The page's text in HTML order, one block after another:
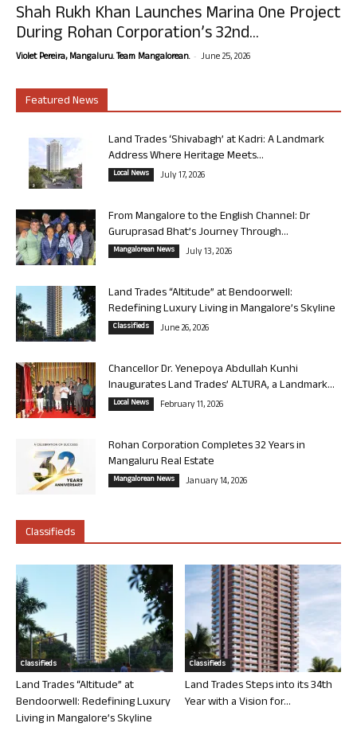
Shah Rukh Khan Launches Marina One Project
During Rohan Corporation’s 32nd...
Violet Pereira, Mangaluru. Team Mangalorean. - June 25, 2026
Featured News
Land Trades ‘Shivabagh’ at Kadri: A Landmark
Address Where Heritage Meets...
Local News July 17, 2026
From Mangalore to the English Channel: Dr
Guruprasad Bhat’s Journey Through...
Mangalorean News July 13, 2026
Land Trades “Altitude” at Bendoorwell:
Redefining Luxury Living in Mangalore’s Skyline
Classifieds June 26, 2026
Chancellor Dr. Yenepoya Abdullah Kunhi
Inaugurates Land Trades’ ALTURA, a Landmark...
Local News February 11, 2026
Rohan Corporation Completes 32 Years in
Mangaluru Real Estate
Mangalorean News January 14, 2026
Classifieds
Classifieds
Land Trades “Altitude” at
Bendoorwell: Redefining Luxury
Living in Mangalore’s Skyline
Classifieds
Land Trades Steps into its 34th
Year with a Vision for...